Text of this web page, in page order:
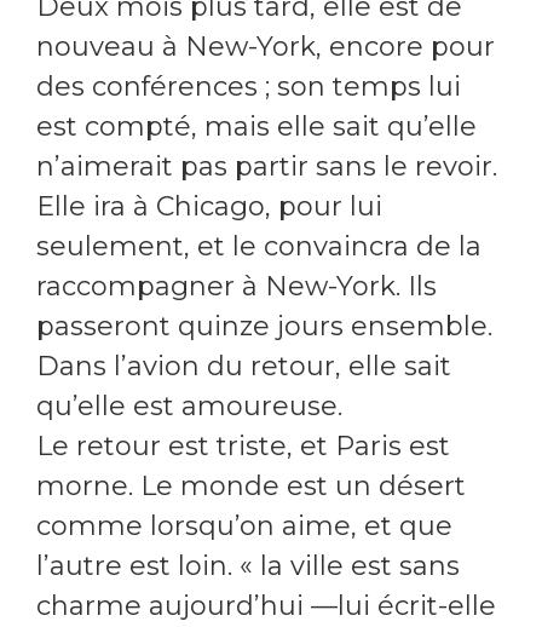
nouveau à New-York, encore pour
des conférences ; son temps lui
est compté, mais elle sait qu’elle
n’aimerait pas partir sans le revoir.
Elle ira à Chicago, pour lui
seulement, et le convaincra de la
raccompagner à New-York. Ils
passeront quinze jours ensemble.
Dans l’avion du retour, elle sait
qu’elle est amoureuse.
Le retour est triste, et Paris est
morne. Le monde est un désert
comme lorsqu’on aime, et que
l’autre est loin. « la ville est sans
charme aujourd’hui —lui écrit-elle